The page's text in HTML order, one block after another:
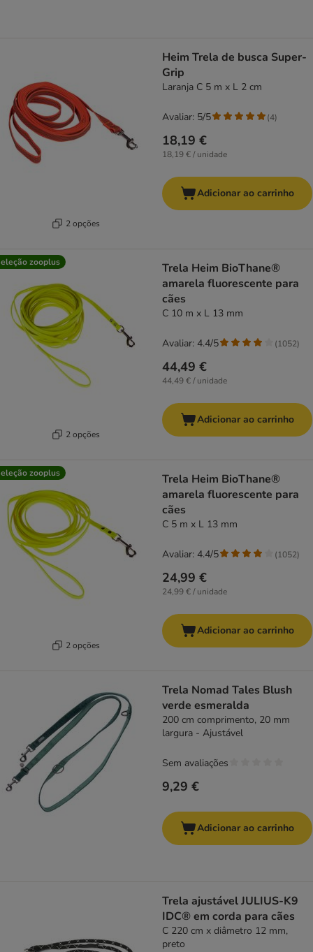
2 opções
Heim Trela de busca Super-
Grip
Laranja C 5 m x L 2 cm
18,19 €
18,19 € / unidade
Avaliar: 5/5 (4)
Adicionar ao carrinho
zooplus
2 opções
Trela Heim BioThane®
amarela fluorescente para
cães
C 10 m x L 13 mm
44,49 €
44,49 € / unidade
Avaliar: 4.4/5 (1052)
Adicionar ao carrinho
zooplus
2 opções
Trela Heim BioThane®
amarela fluorescente para
cães
C 5 m x L 13 mm
24,99 €
24,99 € / unidade
Avaliar: 4.4/5 (1052)
Adicionar ao carrinho
Trela Nomad Tales Blush
verde esmeralda
200 cm comprimento, 20 mm
largura - Ajustável
9,29 €
Sem avaliações
Adicionar ao carrinho
Trela ajustável JULIUS-K9
IDC® em corda para cães
C 220 cm x diâmetro 12 mm,
preto